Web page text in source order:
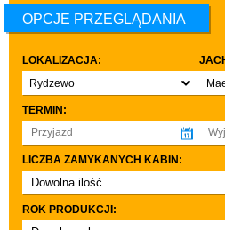
OPCJE PRZEGLĄDANIA
LOKALIZACJA:
Rydzewo
TERMIN:
LICZBA ZAMYKANYCH KABIN:
Dowolna ilość
co najmniej 1
co najmniej 2
ROK PRODUKCJI: